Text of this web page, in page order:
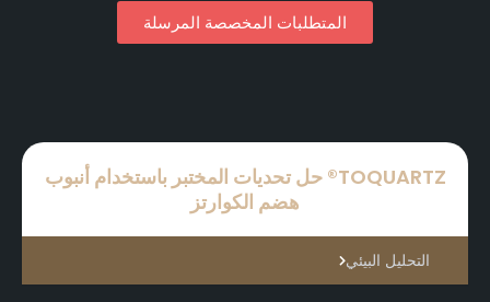
المتطلبات المخصصة المرسلة
TOQUARTZ® حل تحديات المختبر باستخدام أنبوب
هضم الكوارتز
التحليل البيئي